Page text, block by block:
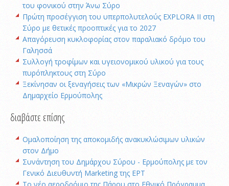
του φονικού στην Άνω Σύρο
Πρώτη προσέγγιση του υπερπολυτελούς EXPLORA II στη
Σύρο με θετικές προοπτικές για το 2027
Απαγόρευση κυκλοφορίας στον παραλιακό δρόμο του
Γαλησσά
Συλλογή τροφίμων και υγειονομικού υλικού για τους
πυρόπληκτους στη Σύρο
Ξεκίνησαν οι ξεναγήσεις των «Μικρών Ξεναγών» στο
Δημαρχείο Ερμούπολης
διαβάστε επίσης
Ομαλοποίηση της αποκομιδής ανακυκλώσιμων υλικών
στον Δήμο
Συνάντηση του Δημάρχου Σύρου - Ερμούπολης με τον
Γενικό Διευθυντή Marketing της ΕΡΤ